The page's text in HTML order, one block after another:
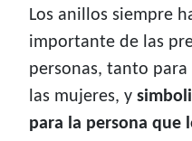
Los anillos siempre
importante de las
personas, tanto
las mujeres, y
para la persona que